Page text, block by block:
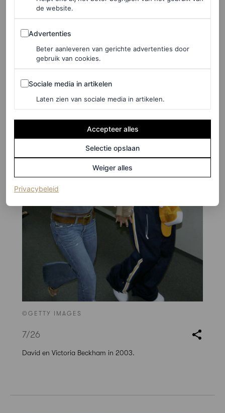
Vliegveldstijl met VB in 2003.
©GETTY IMAGES
7/26
David en Victoria Beckham in 2003.
de website.
Advertenties
Advertenties
Beter aanleveren van gerichte advertenties door
gebruik van cookies.
Sociale media in artikelen
Sociale media in artikelen
Laten zien van sociale media in artikelen.
Accepteer alles
Selectie opslaan
Weiger alles
Privacybeleid